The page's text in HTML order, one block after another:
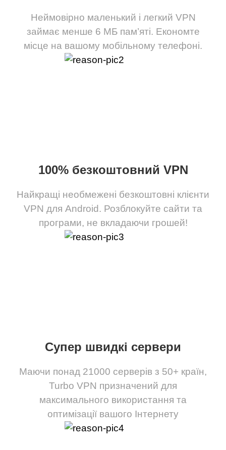
Неймовірно маленький і легкий VPN
займає менше 6 МБ пам’яті. Економте
місце на вашому мобільному телефоні.
100% безкоштовний VPN
Найкращі необмежені безкоштовні клієнти
VPN для Android. Розблокуйте сайти та
програми, не вкладаючи грошей!
Супер швидкі сервери
Маючи понад 21000 серверів з 50+ країн,
Turbo VPN призначений для
максимального використання та
оптимізації вашого Інтернету